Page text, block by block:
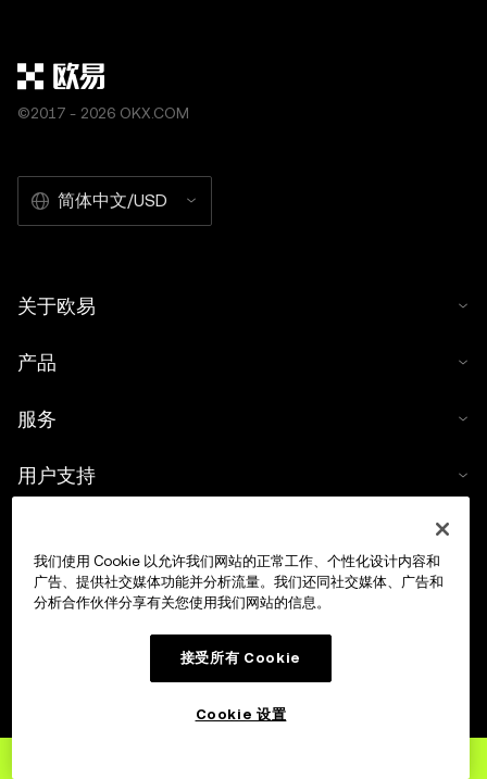
©2017 - 2026 OKX.COM
简体中文/USD
关于欧易
产品
服务
用户支持
数字货币计算器
我们使用 Cookie 以允许我们网站的正常工作、个性化设计内容和
广告、提供社交媒体功能并分析流量。我们还同社交媒体、广告和
分析合作伙伴分享有关您使用我们网站的信息。
接受所有 Cookie
Cookie 设置